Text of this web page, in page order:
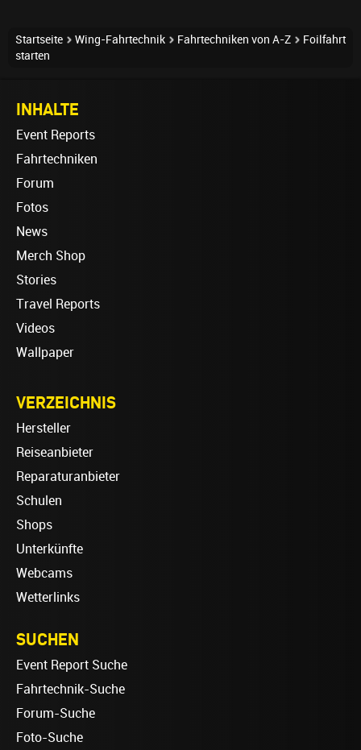
Startseite Wing-Fahrtechnik Fahrtechniken von A-Z
Foilfahrt
starten
INHALTE
Event Reports
Fahrtechniken
Forum
Fotos
News
Merch Shop
Stories
Travel Reports
Videos
Wallpaper
VERZEICHNIS
Hersteller
Reiseanbieter
Reparaturanbieter
Schulen
Shops
Unterkünfte
Webcams
Wetterlinks
SUCHEN
Event Report Suche
Fahrtechnik-Suche
Forum-Suche
Foto-Suche